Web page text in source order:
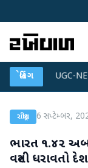
બ્રેકિંગ
● UGC-NET
રાષ્ટ્રીય 6 સપ્ટેમ્બર,
ભારત ૧.૪૨
વસ્‍તી ધરાવતો દેશ